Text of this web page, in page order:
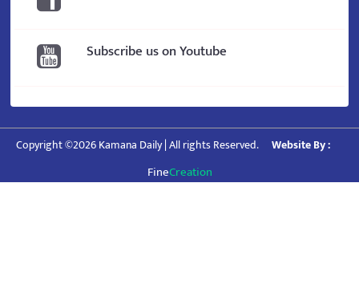
Subscribe us on Youtube
Copyright ©2026 Kamana Daily | All rights Reserved. Website By :
FineCreation